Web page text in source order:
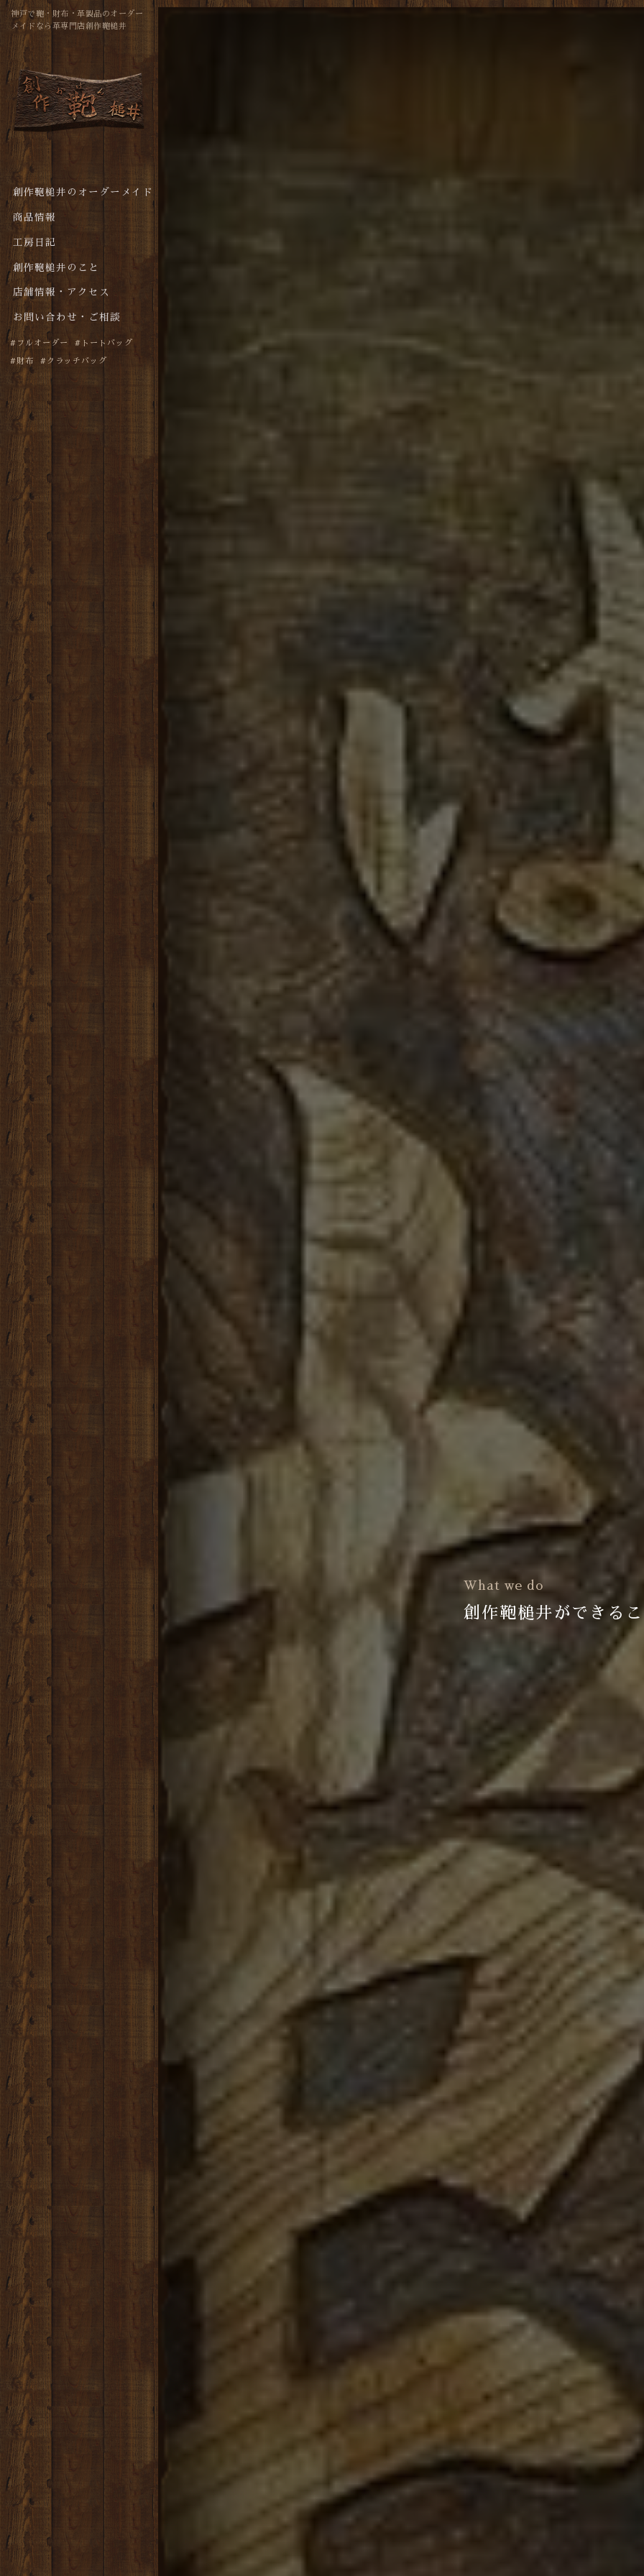
神戸で鞄・財布・革製品のオーダー
メイドなら革専門店創作鞄槌井
創作鞄槌井のオーダーメイド
商品情報
工房日記
創作鞄槌井のこと
店舗情報・アクセス
お問い合わせ・ご相談
フルオーダー トートバッグ
財布 クラッチバッグ
創作鞄槌井ができる
What we do